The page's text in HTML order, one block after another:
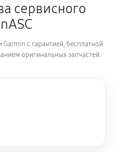
часов Garmin Fenix 3
60 минут
сервисного
с гарантией, бесплатной
оригинальных запчастей.